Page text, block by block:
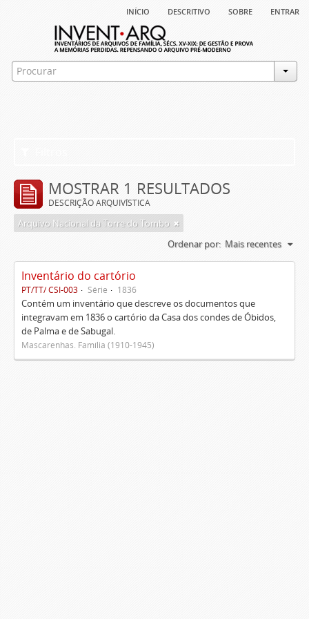
início descritivo sobre entrar
MOSTRAR 1 RESULTADOS
DESCRIÇÃO ARQUIVÍSTICA
Arquivo Nacional da Torre do Tombo
Ordenar por: Mais recentes
Inventário do cartório
PT/TT/ CSI-003 Série 1836
Contém um inventário que descreve os documentos que
integravam em 1836 o cartório da Casa dos condes de Óbidos,
de Palma e de Sabugal.
Mascarenhas. Família (1910-1945)